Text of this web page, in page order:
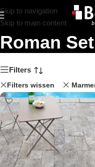
Skip to navigation
Skip to main content
Roman
Filters
Filters wissen